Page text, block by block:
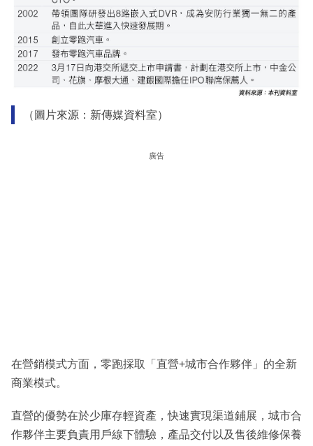
（圖片來源：新傳媒資料室）
廣告
在營銷模式方面，零跑採取「直營+城市合作夥伴」的全新
商業模式。
直營的優勢在於少庫存輕資產，快速實現渠道鋪展，城市合
作夥伴主要負責用戶線下體驗，產品交付以及售後維修保養